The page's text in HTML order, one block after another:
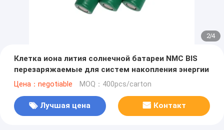
2/4
Клетка иона лития солнечной батареи NMC BIS
перезаряжаемые для систем накопления энергии
Цена：negotiable MOQ：400pcs/carton
Лучшая цена Контакт